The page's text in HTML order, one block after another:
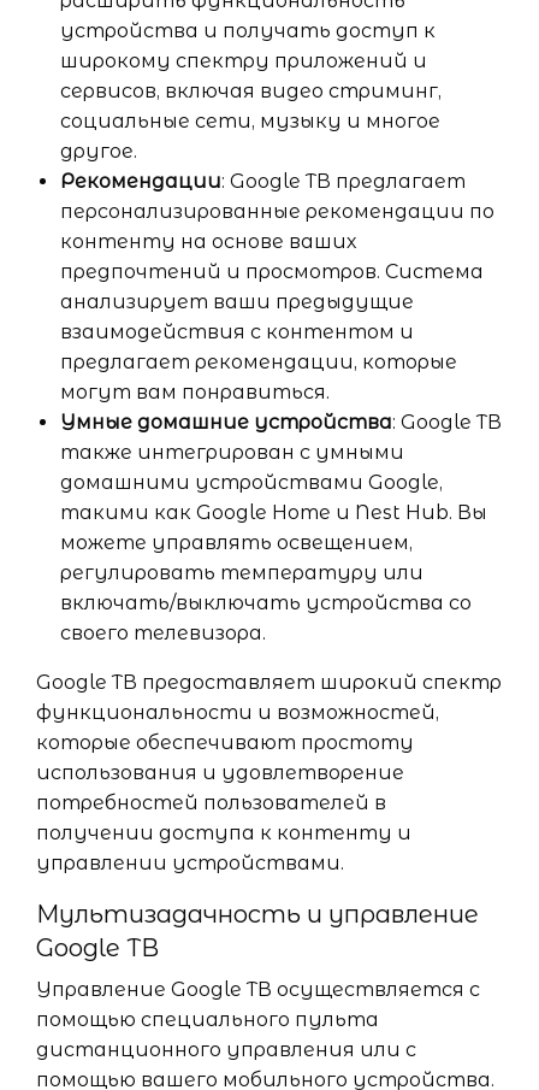
устройства и получать доступ к
широкому спектру приложений и
сервисов, включая видео стриминг,
социальные сети, музыку и многое
другое.
Рекомендации: Google ТВ предлагает
персонализированные рекомендации по
контенту на основе ваших
предпочтений и просмотров. Система
анализирует ваши предыдущие
взаимодействия с контентом и
предлагает рекомендации, которые
могут вам понравиться.
Умные домашние устройства: Google ТВ
также интегрирован с умными
домашними устройствами Google,
такими как Google Home и Nest Hub. Вы
можете управлять освещением,
регулировать температуру или
включать/выключать устройства со
своего телевизора.
Google ТВ предоставляет широкий спектр
функциональности и возможностей,
которые обеспечивают простоту
использования и удовлетворение
потребностей пользователей в
получении доступа к контенту и
управлении устройствами.
Мультизадачность и управление
Google ТВ
Управление Google ТВ осуществляется с
помощью специального пульта
дистанционного управления или с
помощью вашего мобильного устройства.